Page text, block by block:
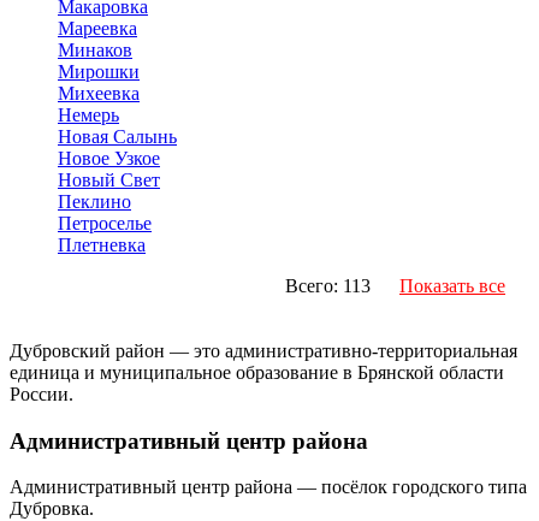
Макаровка
Мареевка
Минаков
Мирошки
Михеевка
Немерь
Новая Салынь
Новое Узкое
Новый Свет
Пеклино
Петроселье
Плетневка
Всего: 113
Показать все
Дубровский район — это административно-территориальная
единица и муниципальное образование в Брянской области
России.
Административный центр района
Административный центр района — посёлок городского типа
Дубровка.